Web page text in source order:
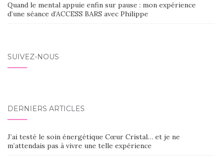
Quand le mental appuie enfin sur pause : mon expérience
d’une séance d’ACCESS BARS avec Philippe
SUIVEZ-NOUS
DERNIERS ARTICLES
J’ai testé le soin énergétique Cœur Cristal… et je ne
m’attendais pas à vivre une telle expérience